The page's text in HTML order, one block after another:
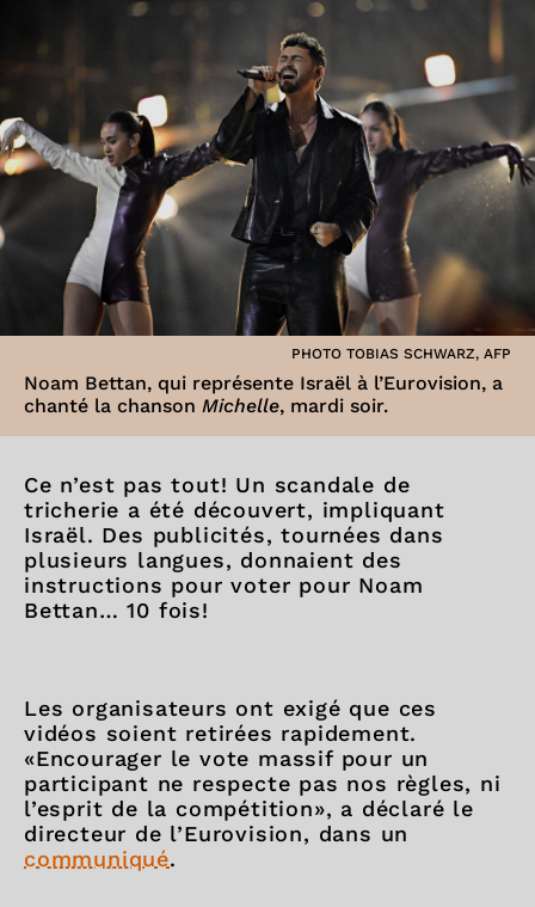
PHOTO TOBIAS SCHWARZ, AFP
Noam Bettan, qui représente Israël à l’Eurovision, a
chanté la chanson Michelle, mardi soir.
Ce n’est pas tout! Un scandale de
tricherie a été découvert, impliquant
Israël. Des publicités, tournées dans
plusieurs langues, donnaient des
instructions pour voter pour Noam
Bettan… 10 fois!
Les organisateurs ont exigé que ces
vidéos soient retirées rapidement.
«Encourager le vote massif pour un
participant ne respecte pas nos règles, ni
l’esprit de la compétition», a déclaré le
directeur de l’Eurovision, dans un
communiqué.